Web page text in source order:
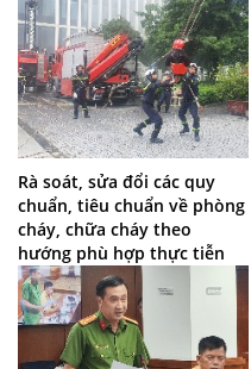
Rà soát, sửa đổi các quy
chuẩn, tiêu chuẩn về phòng
cháy, chữa cháy theo
hướng phù hợp thực tiễn